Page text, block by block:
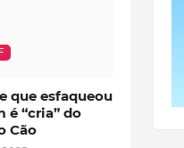
que esfaqueou
é “cria” do
Cão